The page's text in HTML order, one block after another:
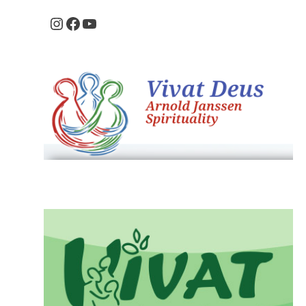
Instagram
Facebook
Youtube